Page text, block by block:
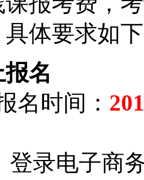
体要求如
名
时间：
录电子商